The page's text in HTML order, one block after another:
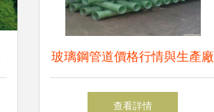
玻璃鋼管道價格行情與生產廠
家分析 以河北佰益環保工程
查看詳情